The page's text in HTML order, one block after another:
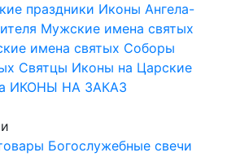
праздники Иконы Ангела-
Мужские имена святых
имена святых Соборы
Святцы Иконы на Царские
ИКОНЫ НА ЗАКАЗ
Богослужебные свечи